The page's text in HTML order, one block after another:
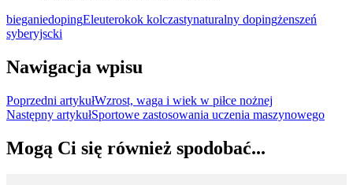
bieganiedopingEleuterokok kolczastynaturalny dopingżenszeń
syberyjscki
Nawigacja wpisu
Poprzedni artykułWzrost, waga i wiek w piłce nożnej
Następny artykułSportowe zastosowania uczenia maszynowego
Mogą Ci się również spodobać...